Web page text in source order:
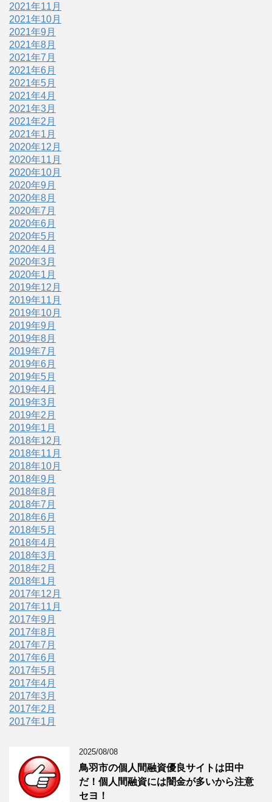
2021年11月
2021年10月
2021年9月
2021年8月
2021年7月
2021年6月
2021年5月
2021年4月
2021年3月
2021年2月
2021年1月
2020年12月
2020年11月
2020年10月
2020年9月
2020年8月
2020年7月
2020年6月
2020年5月
2020年4月
2020年3月
2020年1月
2019年12月
2019年11月
2019年10月
2019年9月
2019年8月
2019年7月
2019年6月
2019年5月
2019年4月
2019年3月
2019年2月
2019年1月
2018年12月
2018年11月
2018年10月
2018年9月
2018年8月
2018年7月
2018年6月
2018年5月
2018年4月
2018年3月
2018年2月
2018年1月
2017年12月
2017年11月
2017年9月
2017年8月
2017年7月
2017年6月
2017年5月
2017年4月
2017年3月
2017年2月
2017年1月
2025/08/08
鳥羽市の個人間融資優良サイトは田中
だ！個人間融資には闇金が多いから注意
セヨ！